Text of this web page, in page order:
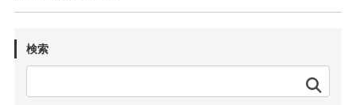
検索